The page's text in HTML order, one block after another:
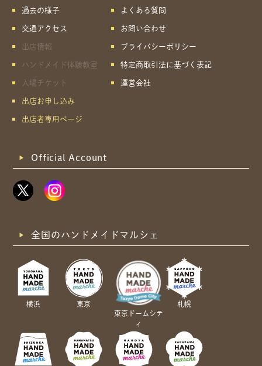
過去の様子
交通アクセス
出店情報
ハンドメイド体験教室
入場チケット
出店お申し込み
出店者専用ページ
よくある質問
お問い合わせ
プライバシーポリシー
特定商取引法に基づく表記
運営会社
Official Account
全国のハンドメイドマルシェ
横浜
東京
東京ドームシテ
ィ
札幌